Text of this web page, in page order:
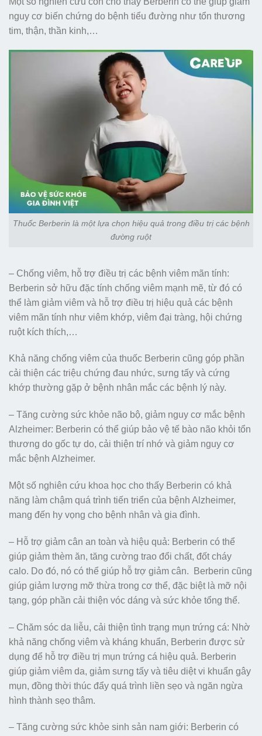
nguy cơ biến chứng do bệnh tiểu đường như tổn thương
tim, thận, thần kinh,…
Thuốc Berberin là một lựa chọn hiệu quả trong điều trị các bệnh
đường ruột
– Chống viêm, hỗ trợ điều trị các bệnh viêm mãn tính:
Berberin sở hữu đặc tính chống viêm mạnh mẽ, từ đó có
thể làm giảm viêm và hỗ trợ điều trị hiệu quả các bệnh
viêm mãn tính như viêm khớp, viêm đại tràng, hội chứng
ruột kích thích,…
Khả năng chống viêm của thuốc Berberin cũng góp phần
cải thiện các triệu chứng đau nhức, sưng tấy và cứng
khớp thường gặp ở bệnh nhân mắc các bệnh lý này.
– Tăng cường sức khỏe não bộ, giảm nguy cơ mắc bệnh
Alzheimer: Berberin có thể giúp bảo vệ tế bào não khỏi tổn
thương do gốc tự do, cải thiện trí nhớ và giảm nguy cơ
mắc bệnh Alzheimer.
Một số nghiên cứu khoa học cho thấy Berberin có khả
năng làm chậm quá trình tiến triển của bệnh Alzheimer,
mang đến hy vọng cho bệnh nhân và gia đình.
– Hỗ trợ giảm cân an toàn và hiệu quả: Berberin có thể
giúp giảm thèm ăn, tăng cường trao đổi chất, đốt cháy
calo. Do đó, nó có thể giúp hỗ trợ giảm cân. Berberin cũng
giúp giảm lượng mỡ thừa trong cơ thể, đặc biệt là mỡ nội
tạng, góp phần cải thiện vóc dáng và sức khỏe tổng thể.
– Chăm sóc da liễu, cải thiện tình trạng mụn trứng cá: Nhờ
khả năng chống viêm và kháng khuẩn, Berberin được sử
dụng để hỗ trợ điều trị mụn trứng cá hiệu quả. Berberin
giúp giảm viêm da, giảm sưng tấy và tiêu diệt vi khuẩn gây
mụn, đồng thời thúc đẩy quá trình liền sẹo và ngăn ngừa
hình thành sẹo thâm.
– Tăng cường sức khỏe sinh sản nam giới: Berberin có